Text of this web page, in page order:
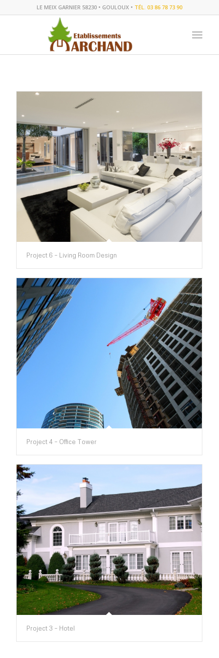
LE MEIX GARNIER 58230 • GOULOUX • TÉL. 03 86 78 73 90
Project 6 – Living Room Design
Project 4 – Office Tower
Project 3 – Hotel